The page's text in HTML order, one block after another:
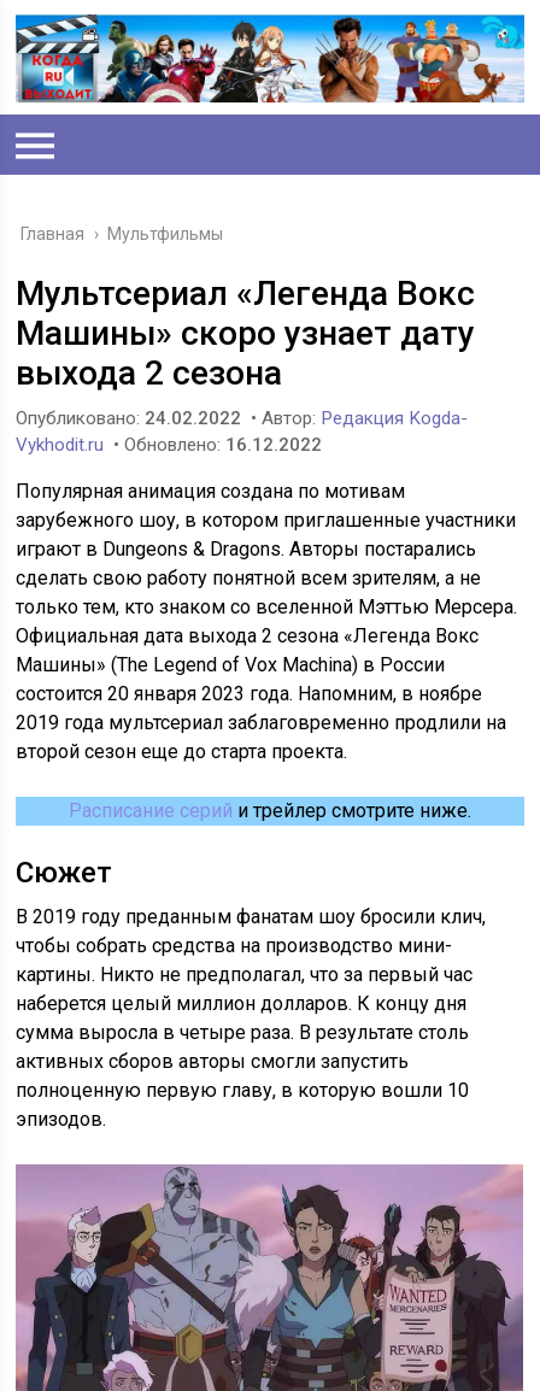
Главная › Мультфильмы
Мультсериал «Легенда Вокс
Машины» скоро узнает дату
выхода 2 сезона
Опубликовано: 24.02.2022 • Автор: Редакция Kogda-
Vykhodit.ru • Обновлено: 16.12.2022
Популярная анимация создана по мотивам
зарубежного шоу, в котором приглашенные участники
играют в Dungeons & Dragons. Авторы постарались
сделать свою работу понятной всем зрителям, а не
только тем, кто знаком со вселенной Мэттью Мерсера.
Официальная дата выхода 2 сезона «Легенда Вокс
Машины» (The Legend of Vox Machina) в России
состоится 20 января 2023 года. Напомним, в ноябре
2019 года мультсериал заблаговременно продлили на
второй сезон еще до старта проекта.
Расписание серий и трейлер смотрите ниже.
Сюжет
В 2019 году преданным фанатам шоу бросили клич,
чтобы собрать средства на производство мини-
картины. Никто не предполагал, что за первый час
наберется целый миллион долларов. К концу дня
сумма выросла в четыре раза. В результате столь
активных сборов авторы смогли запустить
полноценную первую главу, в которую вошли 10
эпизодов.